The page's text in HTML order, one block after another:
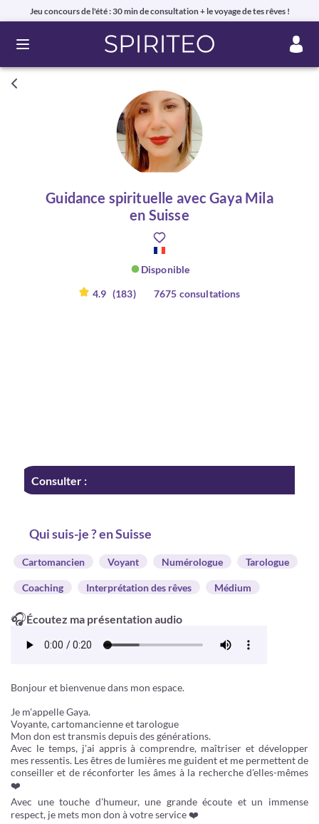
Jeu concours de l'été : 30 min de consultation + le voyage de tes rêves !
Ouvrir le menu
Guidance spirituelle avec Gaya Mila
en Suisse
Disponible
4.9 (183) 7675 consultations
Consulter :
Qui suis-je ? en Suisse
Cartomancien Voyant Numérologue Tarologue
Coaching Interprétation des rêves Médium
🎧Écoutez ma présentation audio
Bonjour et bienvenue dans mon espace.
Je m'appelle Gaya.
Voyante, cartomancienne et tarologue
Mon don est transmis depuis des générations.
Avec le temps, j'ai appris à comprendre, maîtriser et développer
mes ressentis. Les êtres de lumières me guident et me permettent de
conseiller et de réconforter les âmes à la recherche d'elles-mêmes
❤️
Avec une touche d'humeur, une grande écoute et un immense
respect, je mets mon don à votre service ❤️